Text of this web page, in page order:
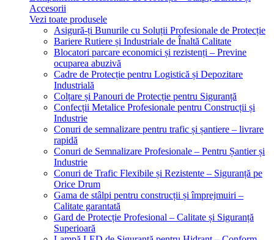
Accesorii
Vezi toate produsele
Asigură-ți Bunurile cu Soluții Profesionale de Protecție
Bariere Rutiere și Industriale de Înaltă Calitate
Blocatori parcare economici și rezistenți – Previne
ocuparea abuzivă
Cadre de Protecție pentru Logistică și Depozitare
Industrială
Colțare și Panouri de Protecție pentru Siguranță
Confecții Metalice Profesionale pentru Construcții și
Industrie
Conuri de semnalizare pentru trafic și șantiere – livrare
rapidă
Conuri de Semnalizare Profesionale – Pentru Șantier și
Industrie
Conuri de Trafic Flexibile și Rezistente – Siguranță pe
Orice Drum
Gama de stâlpi pentru construcții și împrejmuiri –
Calitate garantată
Gard de Protecție Profesional – Calitate și Siguranță
Superioară